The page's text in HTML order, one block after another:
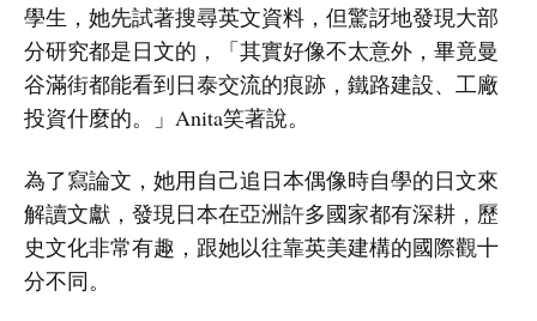
學生，她先試著搜尋英文資料，但驚訝地發現大部
分研究都是日文的，「其實好像不太意外，畢竟曼
谷滿街都能看到日泰交流的痕跡，鐵路建設、工廠
投資什麼的。」Anita笑著說。
為了寫論文，她用自己追日本偶像時自學的日文來
解讀文獻，發現日本在亞洲許多國家都有深耕，歷
史文化非常有趣，跟她以往靠英美建構的國際觀十
分不同。